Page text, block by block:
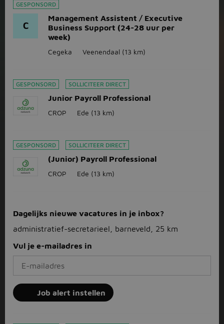
GESPONSORD
C
Management Assistent / Executive
Business Support (24-28 uur per
week)
Cegeka Veenendaal (13 km)
GESPONSORD SOLLICITEER DIRECT
Junior Payroll Professional
CROP Ede (13 km)
GESPONSORD SOLLICITEER DIRECT
(Junior) Payroll Professional
CROP Ede (13 km)
Dagelijks nieuwe vacatures in je inbox?
administratief-secretarieel, barneveld, 25 km
Vul je e-mailadres in
Job alert instellen